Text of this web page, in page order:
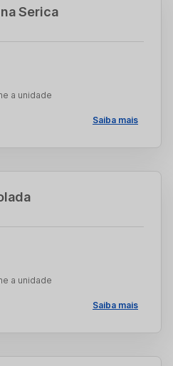
Serica
a unidade
Saiba mais
a unidade
Saiba mais